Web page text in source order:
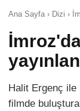
Ana Sayfa › Dizi ›
Halit Ergenç ile
filmde